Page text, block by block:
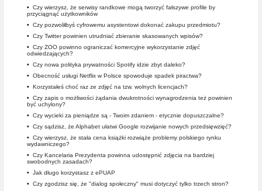
• Czy wierzysz, że serwisy randkowe mogą tworzyć fałszywe profile by
przyciągnąć użytkowników
• Czy pozwoliłbyś cyfrowemu asystentowi dokonać zakupu przedmiotu?
• Czy Twitter powinien utrudniać zbieranie skasowanych wpisów?
• Czy ZOO powinno ograniczać komercyjne wykorzystanie zdjęć
odwiedzających?
• Czy nowa polityka prywatności Spotify idzie zbyt daleko?
• Obecność usługi Netflix w Polsce spowoduje spadek piractwa?
• Korzystałeś choć raz ze zdjęć na tzw. wolnych licencjach?
• Czy zapis o możliwości żądania dwukrotności wynagrodzenia też powinien
być uchylony?
• Czy wycieki za pieniądze są - Twoim zdaniem - etycznie dopuszczalne?
• Czy sądzisz, że Alphabet ułatwi Google rozwijanie nowych przedsięwzięć?
• Czy wierzysz, że stała cena książki rozwiąże problemy polskiego rynku
wydawniczego?
• Czy Kancelaria Prezydenta powinna udostępnić zdjęcia na bardziej
swobodnych zasadach?
• Jak długo korzystasz z ePUAP
• Czy zgodzisz się, że "dialog społeczny" musi dotyczyć tylko trzech stron?